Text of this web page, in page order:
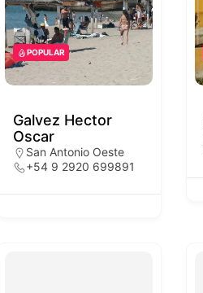
POPULAR
Galvez Hector
Oscar
San Antonio Oeste
+54 9 2920 699891